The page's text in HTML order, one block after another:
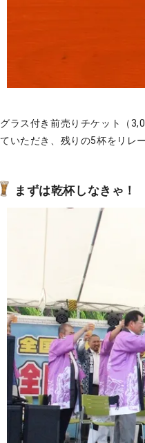
グラス付き前売りチケット（
ていただき、残りの5杯をリレ
まずは乾杯しなきゃ！